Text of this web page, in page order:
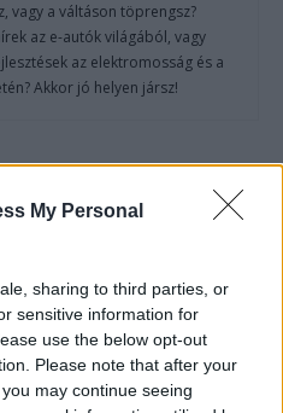
My Personal
sharing to third parties, or
sensitive information for
use the below opt-out
Please note that after your
may continue seeing
vagy a váltáson töprengsz?
az e-autók világából, vagy
az elektromosság és a
Akkor jó helyen jársz!
TÖBB A SZERZŐTŐL
az elektromos autók
kijelzőjén
átlépte a 100 ezres
és lekörözte a Changant